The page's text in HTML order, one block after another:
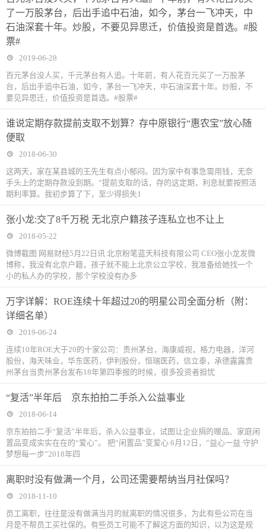
了一万股茅台，后出手追中石油，如今，茅台一飞冲天，中
石油深套十年。炒股，不要见异思迁，价值投资是首选。#股
票#
2019-06-28
百元茅台没人买，千元茅台有人追。十年前，有人花百元买了一万股茅
台，后出手追中石油，如今，茅台一飞冲天，中石油深套十年。炒股，不
要见异思迁，价值投资是首选。#股票#
谁说定期存款提前支取不划算？存中原银行“惠农宝”放心随
便取
2018-06-30
这两天，家在某县城的王先生有点小郁闷。因为家中有事急需用钱，无奈
手头上的定期存款没到期。“提前支取的话，存的这定期，利息就要按照活
期利率算。我初步算了下，至少得损失1
张小龙:交了8千万税 无北京户籍孩子连私立也不让上
2018-05-22
微博截图 网易财经5月22日讯 北京粉笔蓝天科技有限公司 CEO张小龙发微
博称，我没有北京户籍，孩子就不能上北京公立学校，我准备给她找一个
小的私人办的学校，那个学校没有办多
万字详解：ROE连续十年超过20的明星公司全面分析（附：
详细名单）
2019-06-24
连续10年ROE大于20的十家公司：贵州茅台，海康威视，格力电器，洋河
股份，海天味业，华东医药，伊利股份，恒瑞医药，信立泰，承德露露贵
州茅台当贵州茅台发布18年第四季报的时候，很多投资者担忧
“复活”半年后 京东拍拍二手杀入公益事业
2018-06-14
京东拍拍二手“复活”半年后，杀入公益事业，试图让企业捐的赠品、家庭闲
置品变成实实在在的“爱心”。 把“闲置品”变爱心 6月12日，“益心一益·守护
梦想每一步”2018年四
离职时没有做满一个月，公司还需要帮纳当月社保吗？
2018-11-10
​员工离职，往往是没有做满当月的就离职的情况很多，为此有些公司在当
月是不帮员工买社保的。有些员工可能不了解这方面的知识，以为这是规